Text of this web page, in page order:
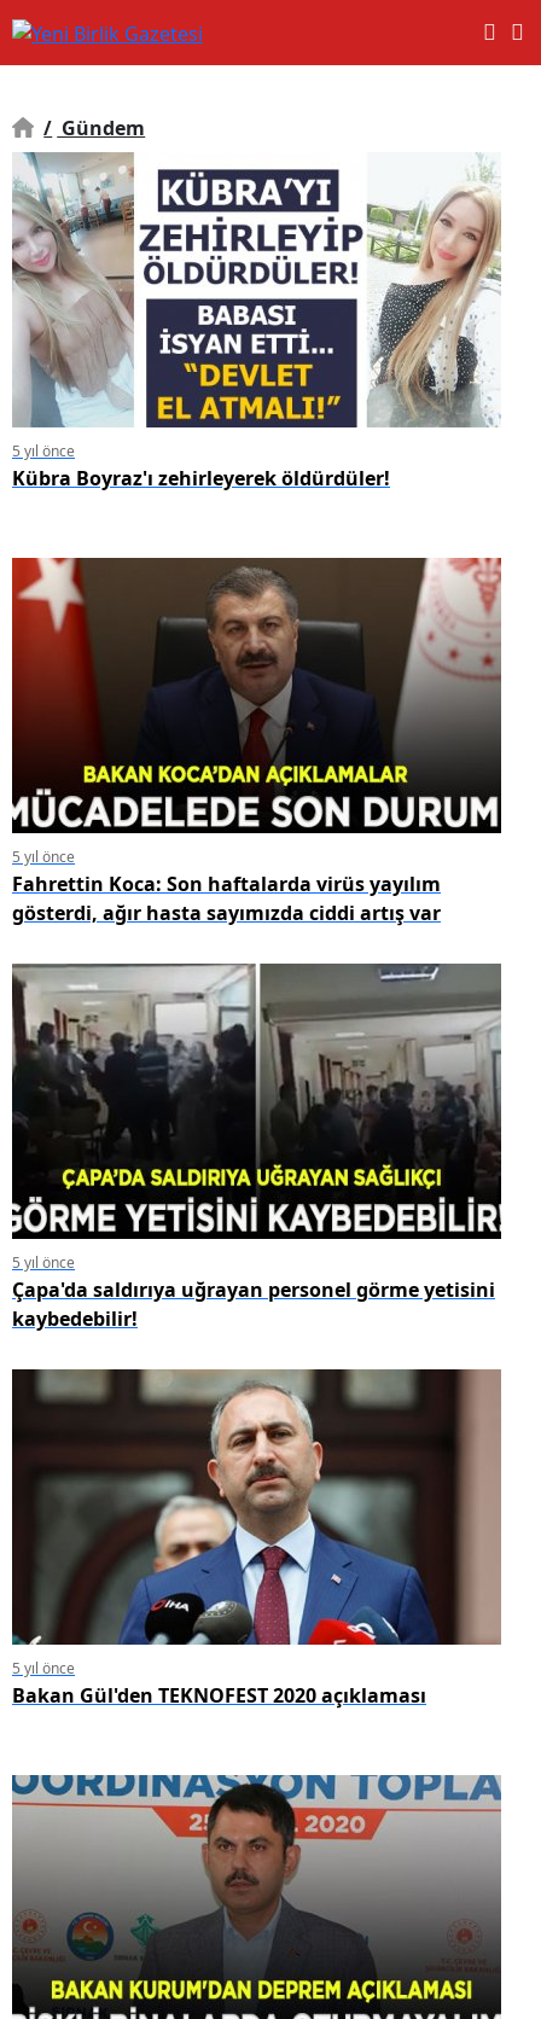
/ Gündem
5 yıl önce
Kübra Boyraz'ı zehirleyerek öldürdüler!
5 yıl önce
Fahrettin Koca: Son haftalarda virüs yayılım
gösterdi, ağır hasta sayımızda ciddi artış var
5 yıl önce
Çapa'da saldırıya uğrayan personel görme yetisini
kaybedebilir!
5 yıl önce
Bakan Gül'den TEKNOFEST 2020 açıklaması